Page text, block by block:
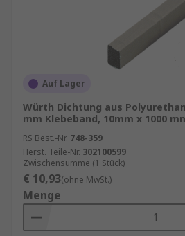
Auf Lager
Würth Dichtung aus
mm Klebeband, 10mm x 1000
RS Best.-Nr. 748-359
Herst. Teile-Nr. 302100599
Zwischensumme (1 Stück)
€ 10,93(ohne MwSt.)
Menge